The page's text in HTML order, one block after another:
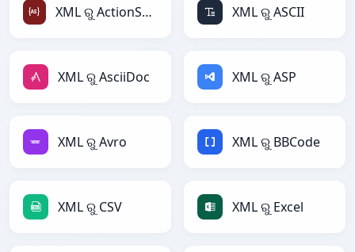
XML ରୁ ActionScript XML ରୁ ASCII
XML ରୁ AsciiDoc XML ରୁ ASP
XML ରୁ Avro XML ରୁ BBCode
XML ରୁ CSV XML ରୁ Excel